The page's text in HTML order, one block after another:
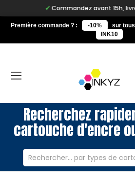
Commandez avant 15h, livré
Première commande ? : -10%
sur
INK10
Recherchez
cartouche d'encre